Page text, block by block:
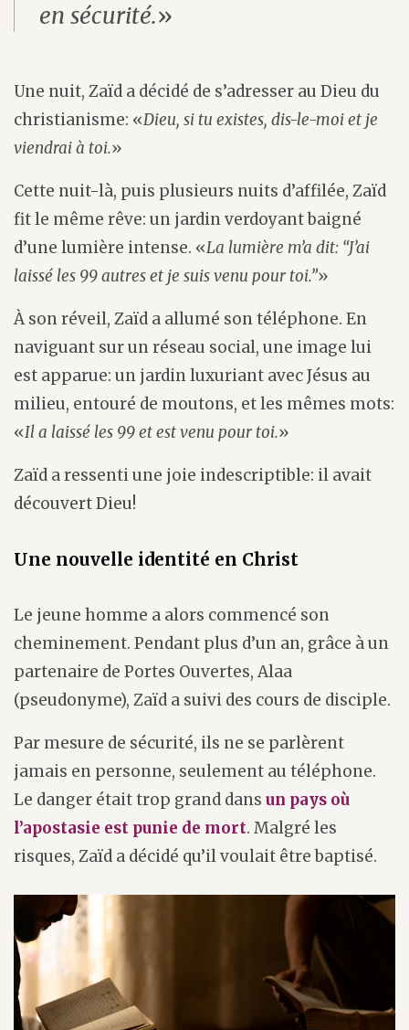
en sécurité.»
Une nuit, Zaïd a décidé de s’adresser au Dieu du
christianisme: «Dieu, si tu existes, dis-le-moi et je
viendrai à toi.»
Cette nuit-là, puis plusieurs nuits d’affilée, Zaïd
fit le même rêve: un jardin verdoyant baigné
d’une lumière intense. «La lumière m’a dit: “J’ai
laissé les 99 autres et je suis venu pour toi.”»
À son réveil, Zaïd a allumé son téléphone. En
naviguant sur un réseau social, une image lui
est apparue: un jardin luxuriant avec Jésus au
milieu, entouré de moutons, et les mêmes mots:
«Il a laissé les 99 et est venu pour toi.»
Zaïd a ressenti une joie indescriptible: il avait
découvert Dieu!
Une nouvelle identité en Christ
Le jeune homme a alors commencé son
cheminement. Pendant plus d’un an, grâce à un
partenaire de Portes Ouvertes, Alaa
(pseudonyme), Zaïd a suivi des cours de disciple.
Par mesure de sécurité, ils ne se parlèrent
jamais en personne, seulement au téléphone.
Le danger était trop grand dans un pays où
l’apostasie est punie de mort. Malgré les
risques, Zaïd a décidé qu’il voulait être baptisé.